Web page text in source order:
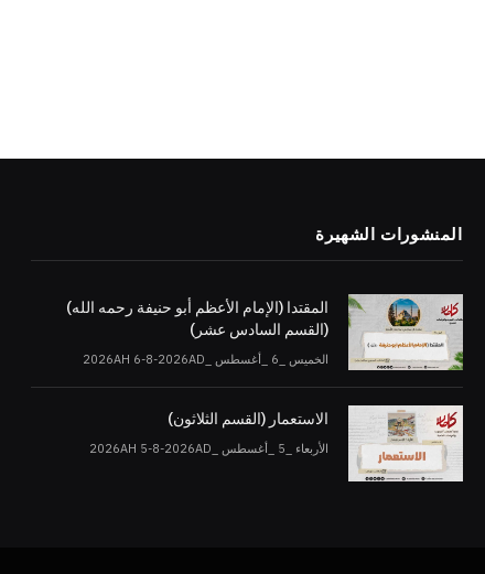
المنشورات الشهيرة
المقتدا (الإمام الأعظم أبو حنيفة رحمه الله)
(القسم السادس عشر)
الخميس _6 _أغسطس _2026AH 6-8-2026AD
الاستعمار (القسم الثلاثون)
الأربعاء _5 _أغسطس _2026AH 5-8-2026AD